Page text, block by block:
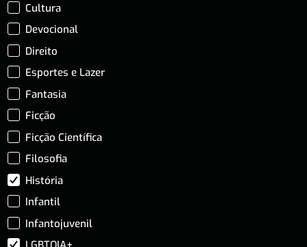
Cultura
Devocional
Direito
Esportes e Lazer
Fantasia
Ficção
Ficção Científica
Filosofia
História
Infantil
Infantojuvenil